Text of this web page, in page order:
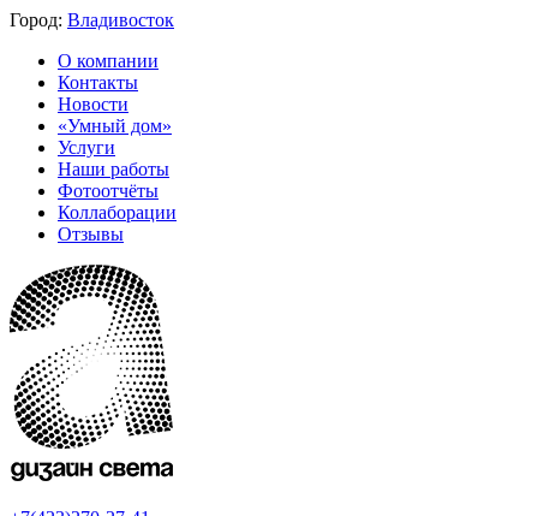
Город: Владивосток
О компании
Контакты
Новости
«Умный дом»
Услуги
Наши работы
Фотоотчёты
Коллаборации
Отзывы